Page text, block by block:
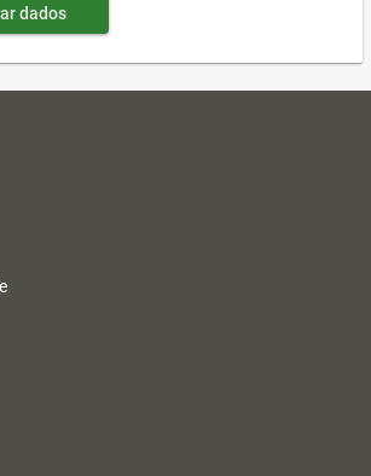
dados